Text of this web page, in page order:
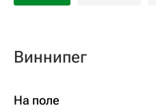
Виннипег
На поле